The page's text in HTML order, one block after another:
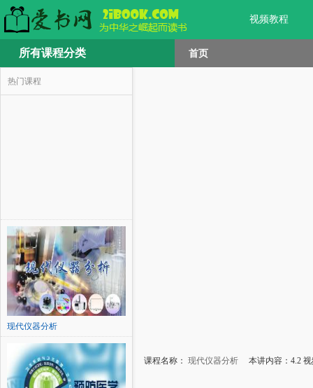
视频教程
所有课程分类 首页
热门课程
现代仪器分析
课程名称： 现代仪器分析 本讲内容：4.2 视